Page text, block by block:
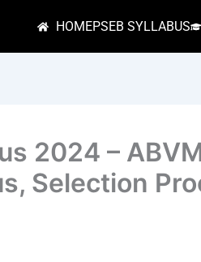
HOMEPSEB SYLLABUS
2024 –
Selection